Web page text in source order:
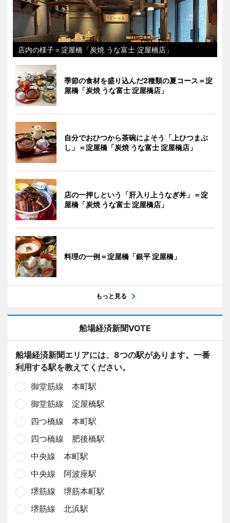
店内の様子＝淀屋橋「炭焼 うな富士 淀屋橋店」
季節の食材を盛り込んだ2種類の夏コース＝淀
屋橋「炭焼 うな富士 淀屋橋店」
自分でおひつから茶碗によそう「上ひつまぶ
し」＝淀屋橋「炭焼 うな富士 淀屋橋店」
店の一押しという「肝入り上うなぎ丼」＝淀
屋橋「炭焼 うな富士 淀屋橋店」
料理の一例＝淀屋橋「銀平 淀屋橋」
もっと見る
船場経済新聞VOTE
船場経済新聞エリアには、8つの駅があります。一番
利用する駅を教えてください。
御堂筋線 本町駅
御堂筋線 淀屋橋駅
四つ橋線 本町駅
四つ橋線 肥後橋駅
中央線 本町駅
中央線 阿波座駅
堺筋線 堺筋本町駅
堺筋線 北浜駅